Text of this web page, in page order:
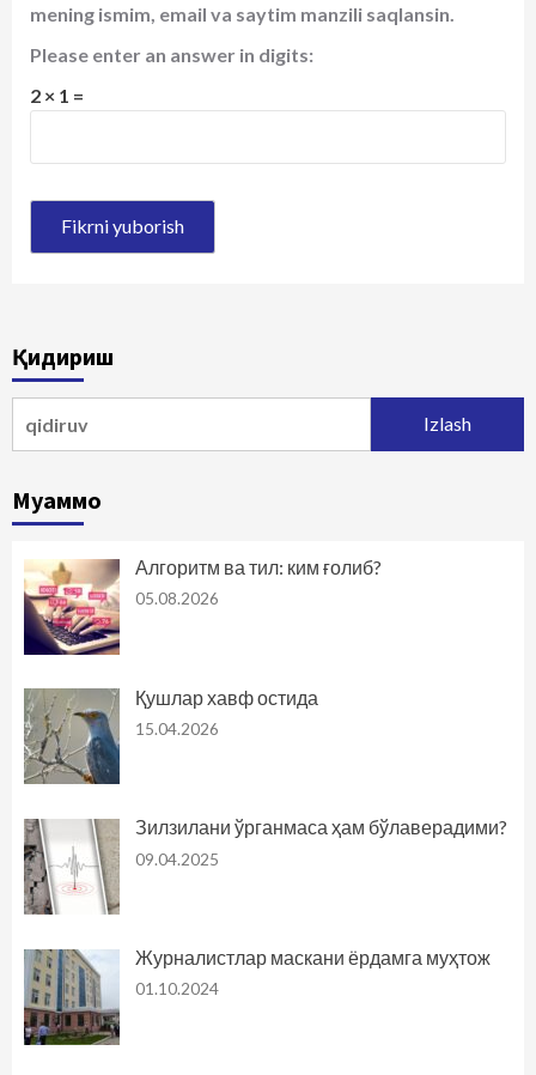
mening ismim, email va saytim manzili saqlansin.
Please enter an answer in digits:
2 × 1 =
Қидириш
Муаммо
Алгоритм ва тил: ким ғолиб?
05.08.2026
Қушлар хавф остида
15.04.2026
Зилзилани ўрганмаса ҳам бўлаверадими?
09.04.2025
Журналистлар маскани ёрдамга муҳтож
01.10.2024